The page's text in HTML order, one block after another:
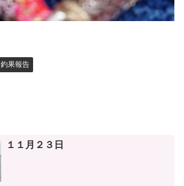
釣果報告
１１月２３日